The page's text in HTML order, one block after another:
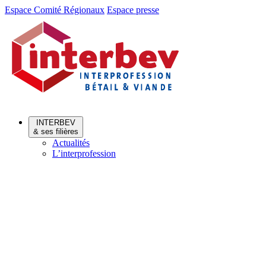
Aller
Aller
contenu
Espace Comité Régionaux Espace presse
INTERBEV
& ses filières
Actualités
L’interprofession